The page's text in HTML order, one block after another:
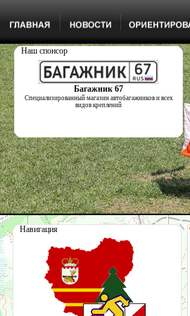
Наш спонсор
Багажник 67
Специализированный магазин автобагажников и всех
видов креплений
Навигация